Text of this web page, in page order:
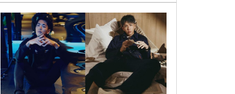
大罵「你眼瞎嗎？」宋亭誼報導